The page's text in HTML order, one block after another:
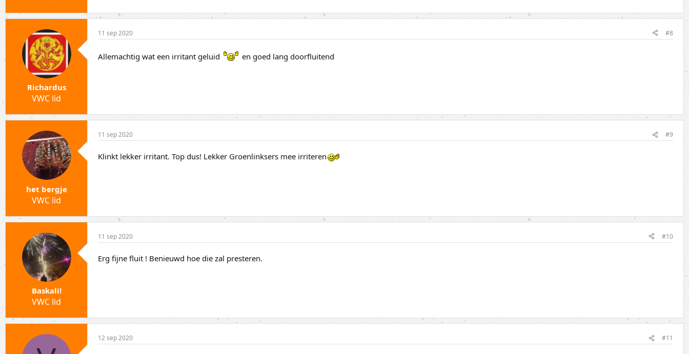
Richardus
VWC lid
11 sep 2020 #8
Allemachtig wat een irritant geluid en goed lang doorfluitend
het bergje
VWC lid
11 sep 2020 #9
Klinkt lekker irritant. Top dus! Lekker Groenlinksers mee irriteren
Baskali!
VWC lid
11 sep 2020 #10
Erg fijne fluit ! Benieuwd hoe die zal presteren.
12 sep 2020 #11